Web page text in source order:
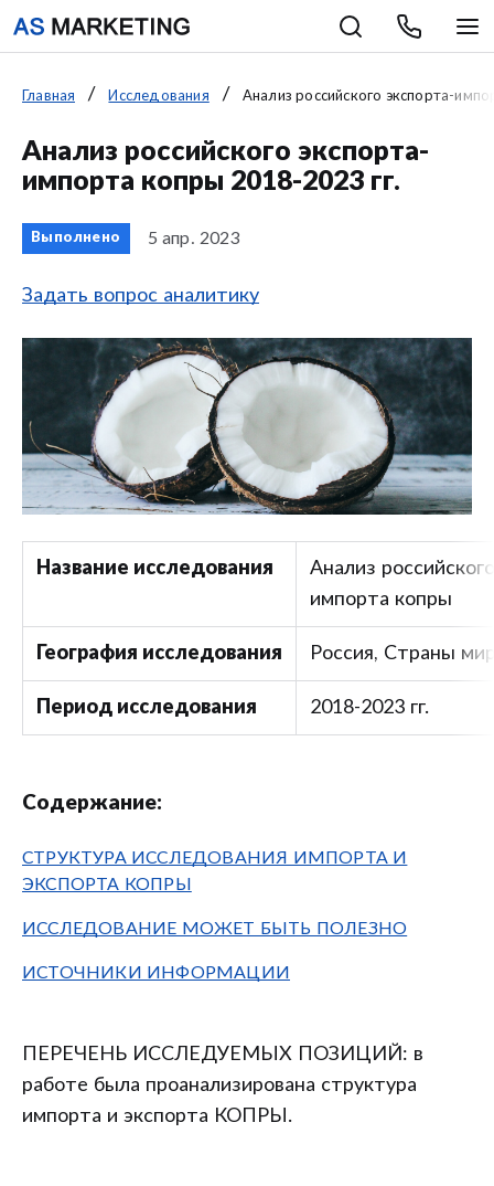
Главная Исследования Анализ российского экспорта-
Анализ российского экспорта-
импорта копры 2018-2023 гг.
Выполнено 5 апр. 2023
Задать вопрос аналитику
Название исследования
Анализ
импорта копры
География исследования Россия, Страны
Период исследования 2018-2023 гг.
Содержание:
СТРУКТУРА ИССЛЕДОВАНИЯ ИМПОРТА И
ЭКСПОРТА КОПРЫ
ИССЛЕДОВАНИЕ МОЖЕТ БЫТЬ ПОЛЕЗНО
ИСТОЧНИКИ ИНФОРМАЦИИ
ПЕРЕЧЕНЬ ИССЛЕДУЕМЫХ ПОЗИЦИЙ: в
работе была проанализирована структура
импорта и экспорта КОПРЫ.